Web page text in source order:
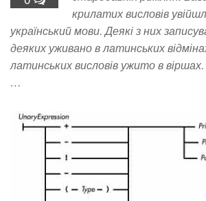
крилатих висловів
український мови. Деякі з них
деяких уживано в латинських
латинських висловів ужито в
…